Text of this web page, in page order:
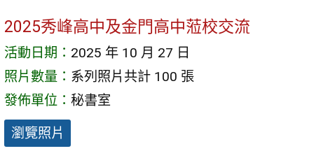
2025秀峰高中及金門高中蒞校交流
活動日期： 2025 年 10 月 27 日
照片數量： 系列照片共計 100 張
發佈單位： 秘書室
瀏覽照片